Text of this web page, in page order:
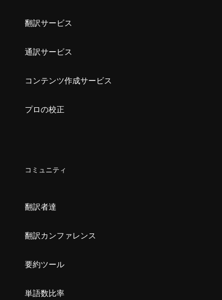
翻訳サービス
通訳サービス
コンテンツ作成サービス
プロの校正
コミュニティ
翻訳者達
翻訳カンファレンス
要約ツール
単語数比率